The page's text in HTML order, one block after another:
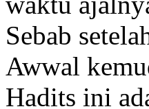
Sebab
Awwal
Hadits ini